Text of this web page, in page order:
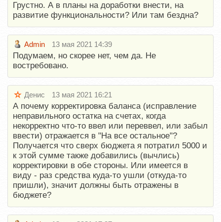
Грустно. А в планы на доработки внести, на
развитие функциональности? Или там бездна?
Admin 13 мая 2021 14:39
Подумаем, но скорее нет, чем да. Не
востребовано.
Денис 13 мая 2021 16:21
А почему корректировка баланса (исправление
неправильного остатка на счетах, когда
некорректно что-то ввел или переввел, или забыл
ввести) отражается в "На все остальное"?
Получается что сверх бюджета я потратил 5000 и
к этой сумме также добавились (вычлись)
корректировки в обе стороны. Или имеется в
виду - раз средства куда-то ушли (откуда-то
пришли), значит должны быть отражены в
бюджете?